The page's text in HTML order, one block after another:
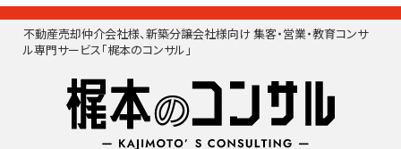
不動産売却仲介会社様、新築分譲会社様向け 集客・営業・教育コンサ
ル専門サービス「梶本のコンサル」